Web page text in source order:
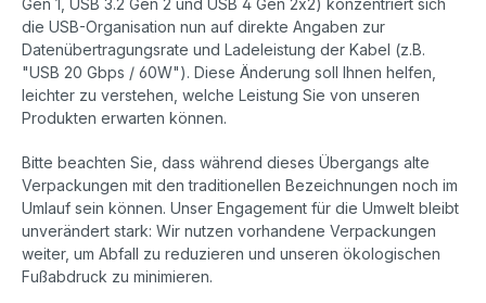
Gen 1, USB 3.2 Gen 2 und USB 4 Gen 2x2) konzentriert sich
die USB-Organisation nun auf direkte Angaben zur
Datenübertragungsrate und Ladeleistung der Kabel (z.B.
"USB 20 Gbps / 60W"). Diese Änderung soll Ihnen helfen,
leichter zu verstehen, welche Leistung Sie von unseren
Produkten erwarten können.
Bitte beachten Sie, dass während dieses Übergangs alte
Verpackungen mit den traditionellen Bezeichnungen noch im
Umlauf sein können. Unser Engagement für die Umwelt bleibt
unverändert stark: Wir nutzen vorhandene Verpackungen
weiter, um Abfall zu reduzieren und unseren ökologischen
Fußabdruck zu minimieren.